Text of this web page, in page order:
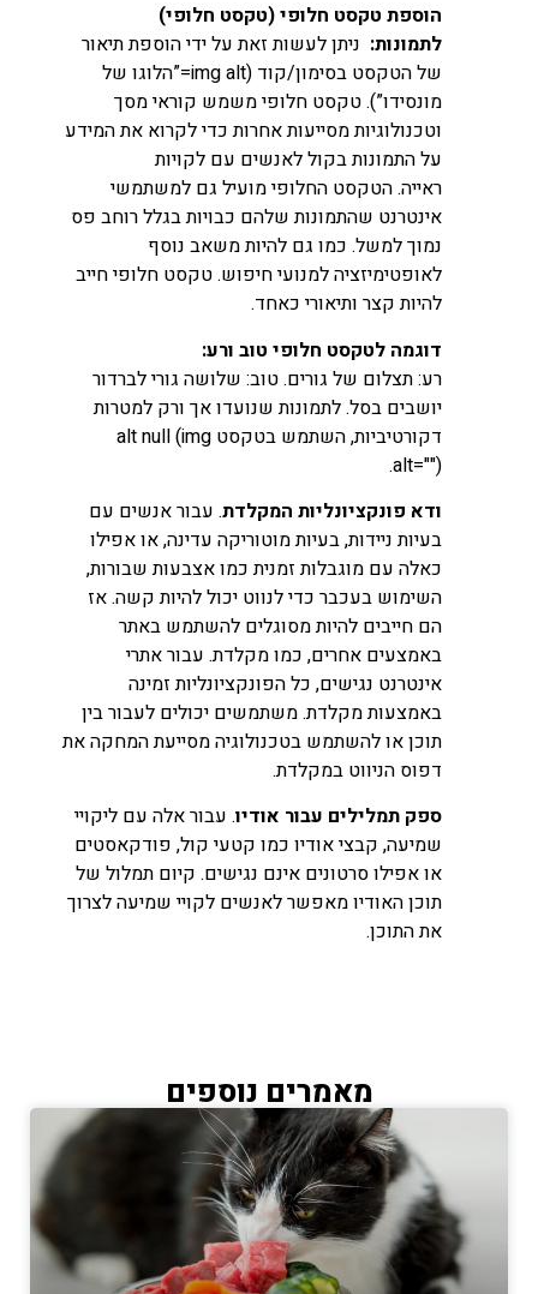
הוספת טקסט חלופי (טקסט חלופי)
לתמונות: ניתן לעשות זאת על ידי הוספת תיאור
של הטקסט בסימון/קוד (img alt=”הלוגו של
מונסידו”). טקסט חלופי משמש קוראי מסך
וטכנולוגיות מסייעות אחרות כדי לקרוא את המידע
על התמונות בקול לאנשים עם לקויות
ראייה. הטקסט החלופי מועיל גם למשתמשי
אינטרנט שהתמונות שלהם כבויות בגלל רוחב פס
נמוך למשל. כמו גם להיות משאב נוסף
לאופטימיזציה למנועי חיפוש. טקסט חלופי חייב
להיות קצר ותיאורי כאחד.
דוגמה לטקסט חלופי טוב ורע:
רע: תצלום של גורים. טוב: שלושה גורי לברדור
יושבים בסל. לתמונות שנועדו אך ורק למטרות
דקורטיביות, השתמש בטקסט alt null (img
alt="").
ודא פונקציונליות המקלדת. עבור אנשים עם
בעיות ניידות, בעיות מוטוריקה עדינה, או אפילו
כאלה עם מוגבלות זמנית כמו אצבעות שבורות,
השימוש בעכבר כדי לנווט יכול להיות קשה. אז
הם חייבים להיות מסוגלים להשתמש באתר
באמצעים אחרים, כמו מקלדת. עבור אתרי
אינטרנט נגישים, כל הפונקציונליות זמינה
באמצעות מקלדת. משתמשים יכולים לעבור בין
תוכן או להשתמש בטכנולוגיה מסייעת המחקה את
דפוס הניווט במקלדת.
ספק תמלילים עבור אודיו. עבור אלה עם ליקויי
שמיעה, קבצי אודיו כמו קטעי קול, פודקאסטים
או אפילו סרטונים אינם נגישים. קיום תמלול של
תוכן האודיו מאפשר לאנשים לקויי שמיעה לצרוך
את התוכן.
מאמרים נוספים